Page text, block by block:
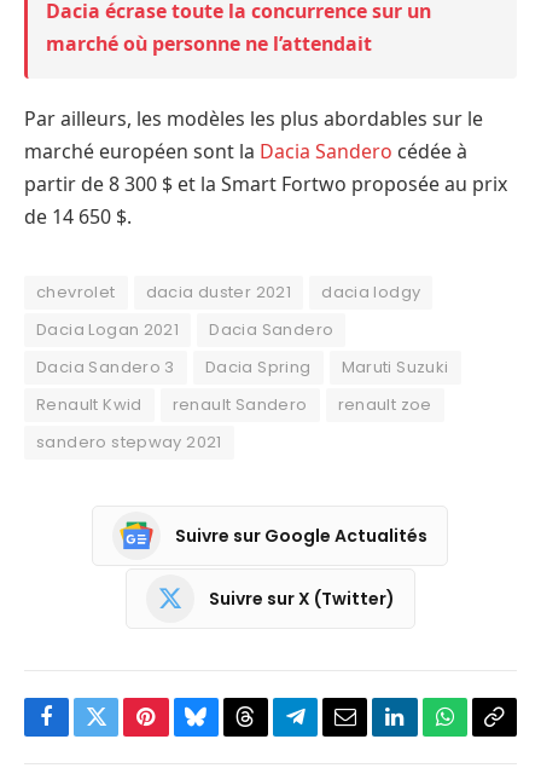
Dacia écrase toute la concurrence sur un
marché où personne ne l’attendait
Par ailleurs, les modèles les plus abordables sur le
marché européen sont la Dacia Sandero cédée à
partir de 8 300 $ et la Smart Fortwo proposée au prix
de 14 650 $.
chevrolet dacia duster 2021
dacia lodgy
Dacia Logan 2021
Dacia Sandero
Dacia Sandero 3
Dacia Spring
Maruti Suzuki
Renault Kwid
renault Sandero
renault zoe
sandero stepway 2021
Suivre sur Google Actualités
Suivre sur X (Twitter)
Facebook
TwitterPinterestBlueskyThreadsPartagerEmailLinkedInWhatsApp